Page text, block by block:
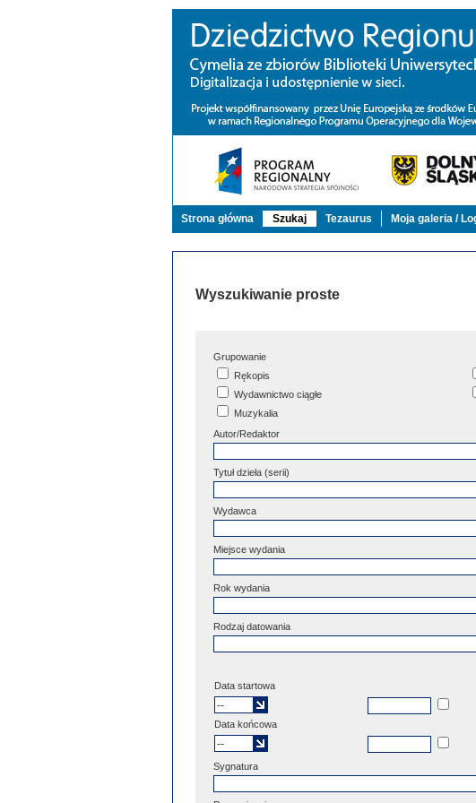
Strona główna Szukaj Tezaurus Moja galeria /
Wyszukiwanie proste
Grupowanie
Rękopis
Wydawnictwo ciągłe
Muzykalia
Autor/Redaktor
Tytuł dzieła (serii)
Wydawca
Miejsce wydania
Rok wydania
Rodzaj datowania
Data startowa
Data końcowa
Sygnatura